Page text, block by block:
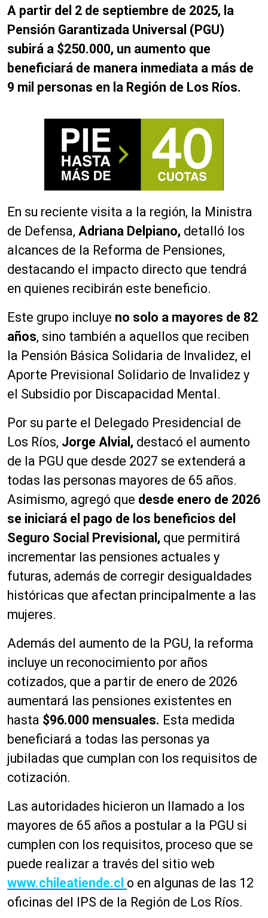
A partir del 2 de septiembre de 2025, la
Pensión Garantizada Universal (PGU)
subirá a $250.000, un aumento que
beneficiará de manera inmediata a más de
9 mil personas en la Región de Los Ríos.
En su reciente visita a la región, la Ministra
de Defensa, Adriana Delpiano, detalló los
alcances de la Reforma de Pensiones,
destacando el impacto directo que tendrá
en quienes recibirán este beneficio.
Este grupo incluye no solo a mayores de 82
años, sino también a aquellos que reciben
la Pensión Básica Solidaria de Invalidez, el
Aporte Previsional Solidario de Invalidez y
el Subsidio por Discapacidad Mental.
Por su parte el Delegado Presidencial de
Los Ríos, Jorge Alvial, destacó el aumento
de la PGU que desde 2027 se extenderá a
todas las personas mayores de 65 años.
Asimismo, agregó que desde enero de 2026
se iniciará el pago de los beneficios del
Seguro Social Previsional, que permitirá
incrementar las pensiones actuales y
futuras, además de corregir desigualdades
históricas que afectan principalmente a las
mujeres.
Además del aumento de la PGU, la reforma
incluye un reconocimiento por años
cotizados, que a partir de enero de 2026
aumentará las pensiones existentes en
hasta $96.000 mensuales. Esta medida
beneficiará a todas las personas ya
jubiladas que cumplan con los requisitos de
cotización.
Las autoridades hicieron un llamado a los
mayores de 65 años a postular a la PGU si
cumplen con los requisitos, proceso que se
puede realizar a través del sitio web
www.chileatiende.cl o en algunas de las 12
oficinas del IPS de la Región de Los Ríos.